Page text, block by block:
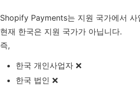
Shopify Payments는 지원 국가에서
현재 한국은 지원 국가가 아닙니다.
즉,
한국 개인사업자 ❌
한국 법인 ❌